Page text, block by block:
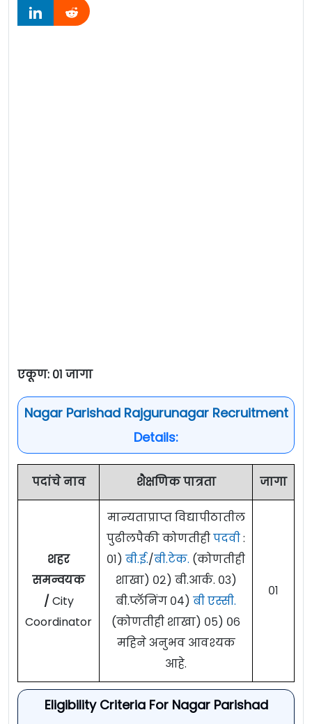
एकूण: ०१ जागा
Nagar Parishad Rajgurunagar Recruitment
Details:
पदांचे नाव शैक्षणिक पात्रता जागा
शहर
समन्वयक
/ City
Coordinator
मान्यताप्राप्त विद्यापीठातील
पुढीलपैकी कोणतीहीपदवी:
०१) बी.ई./बी.टेक. (कोणतीही
शाखा) ०२) बी.आर्क. ०३)
बी.प्लॅनिंग ०४) बी एस्सी.
(कोणतीही शाखा) ०५) ०६
महिने अनुभव आवश्यक
आहे.
०१
Eligibility Criteria For Nagar Parishad